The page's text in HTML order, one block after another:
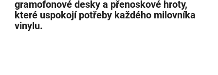
gramofonové desky a přenoskové hroty,
které uspokojí potřeby každého milovníka
vinylu.